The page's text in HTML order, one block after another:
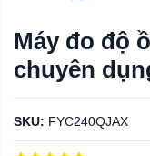
Máy đo độ
chuyên
SKU: FYC240QJAX